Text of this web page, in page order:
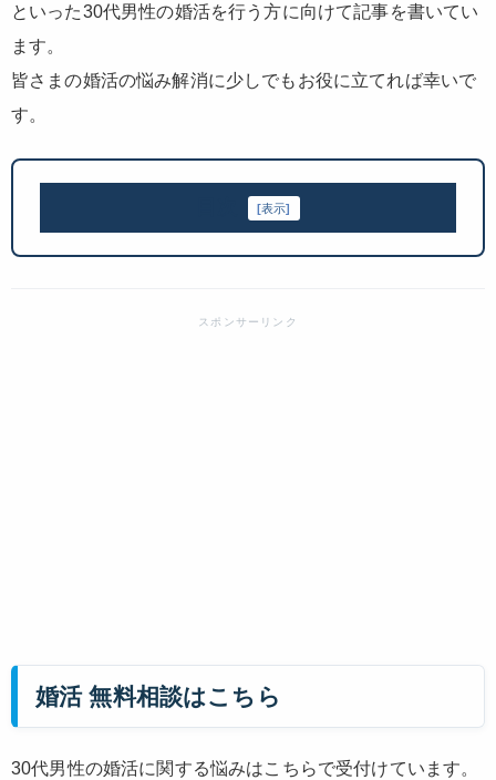
といった30代男性の婚活を行う方に向けて記事を書いてい
ます。
皆さまの婚活の悩み解消に少しでもお役に立てれば幸いで
す。
[表示]
婚活 無料相談はこちら
30代男性の婚活に関する悩みはこちらで受付けています。